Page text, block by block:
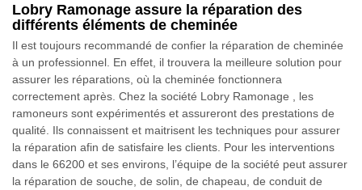
Lobry Ramonage assure la réparation des
différents éléments de cheminée
Il est toujours recommandé de confier la réparation de cheminée
à un professionnel. En effet, il trouvera la meilleure solution pour
assurer les réparations, où la cheminée fonctionnera
correctement après. Chez la société Lobry Ramonage , les
ramoneurs sont expérimentés et assureront des prestations de
qualité. Ils connaissent et maitrisent les techniques pour assurer
la réparation afin de satisfaire les clients. Pour les interventions
dans le 66200 et ses environs, l’équipe de la société peut assurer
la réparation de souche, de solin, de chapeau, de conduit de